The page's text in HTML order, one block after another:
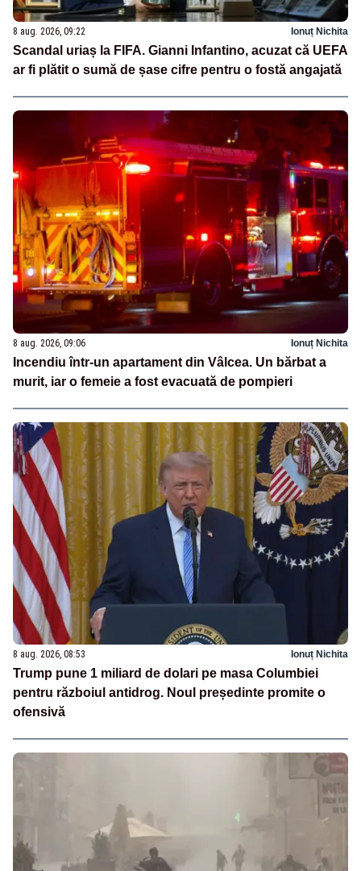
8 aug. 2026, 09:22 Ionuț Nichita
Scandal uriaș la FIFA. Gianni Infantino, acuzat că UEFA
ar fi plătit o sumă de șase cifre pentru o fostă angajată
8 aug. 2026, 09:06 Ionuț Nichita
Incendiu într-un apartament din Vâlcea. Un bărbat a
murit, iar o femeie a fost evacuată de pompieri
8 aug. 2026, 08:53 Ionuț Nichita
Trump pune 1 miliard de dolari pe masa Columbiei
pentru războiul antidrog. Noul președinte promite o
ofensivă